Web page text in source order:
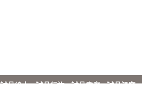
誠品線上 誠品行旅 誠品畫廊 誠品酒窖